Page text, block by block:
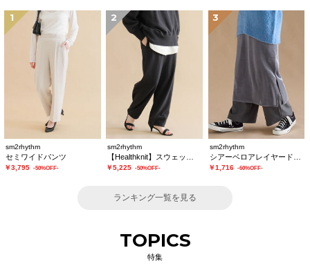
1
sm2rhythm
セミワイドパンツ
￥3,795 -50%OFF-
2
sm2rhythm
￥5,225 -50%OFF-
3
sm2rhythm
￥1,716 -60%OFF-
ランキング一覧を見る
TOPICS
特集